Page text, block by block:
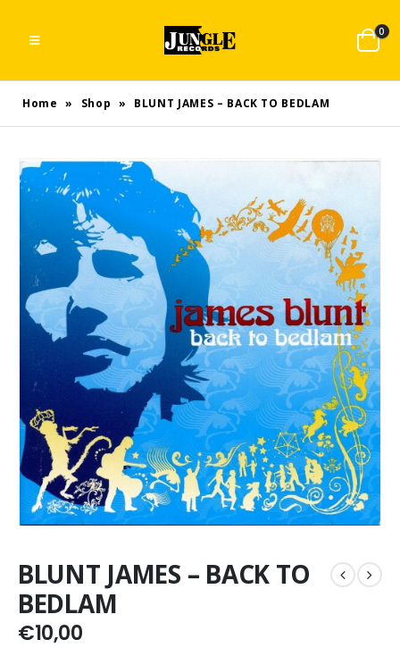
0
Home » Shop » BLUNT JAMES – BACK TO BEDLAM
BLUNT JAMES – BACK TO
BEDLAM
€10,00